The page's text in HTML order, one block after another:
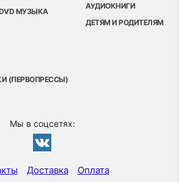
МУЗЫКА
АУДИОКНИГИ
ДЕТЯМ И РОДИТЕЛЯМ
(ПЕРВОПРЕССЫ)
Мы в соцсетях:
Доставка Оплата